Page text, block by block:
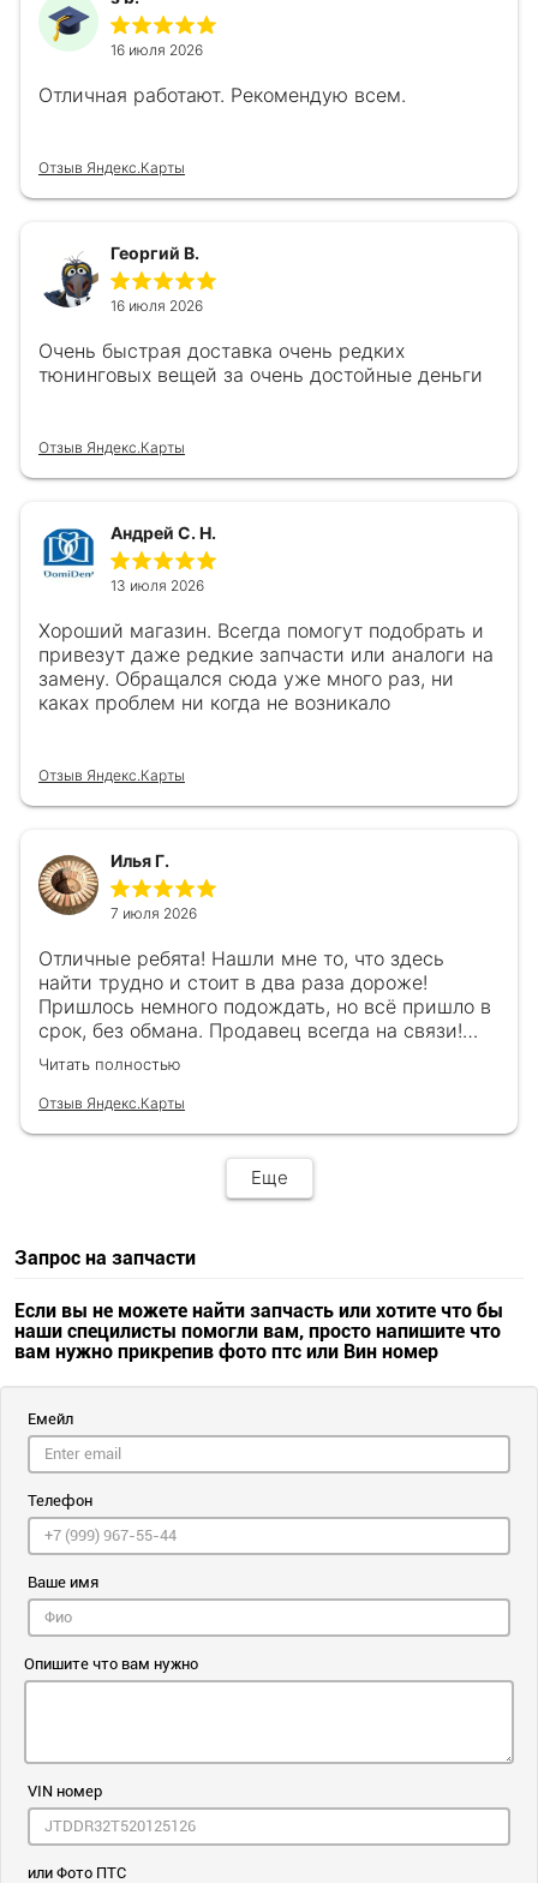
16 июля 2026
Отличная работают. Рекомендую всем.
Отзыв Яндекс.Карты
Георгий В.
16 июля 2026
Очень быстрая доставка очень редких
тюнинговых вещей за очень достойные деньги
Отзыв Яндекс.Карты
Андрей С. Н.
13 июля 2026
Хороший магазин. Всегда помогут подобрать и
привезут даже редкие запчасти или аналоги на
замену. Обращался сюда уже много раз, ни
каках проблем ни когда не возникало
Отзыв Яндекс.Карты
Илья Г.
7 июля 2026
Отличные ребята! Нашли мне то, что здесь
найти трудно и стоит в два раза дороже!
Пришлось немного подождать, но всё пришло в
срок, без обмана. Продавец всегда на связи!
Буду ещё обращаться! 👍
Читать полностью
Отзыв Яндекс.Карты
Еще
Запрос на запчасти
Если вы не можете найти запчасть или хотите что бы
наши специлисты помогли вам, просто напишите что
вам нужно прикрепив фото птс или Вин номер
Емейл
Телефон
Ваше имя
Опишите что вам нужно
VIN номер
или Фото ПТС